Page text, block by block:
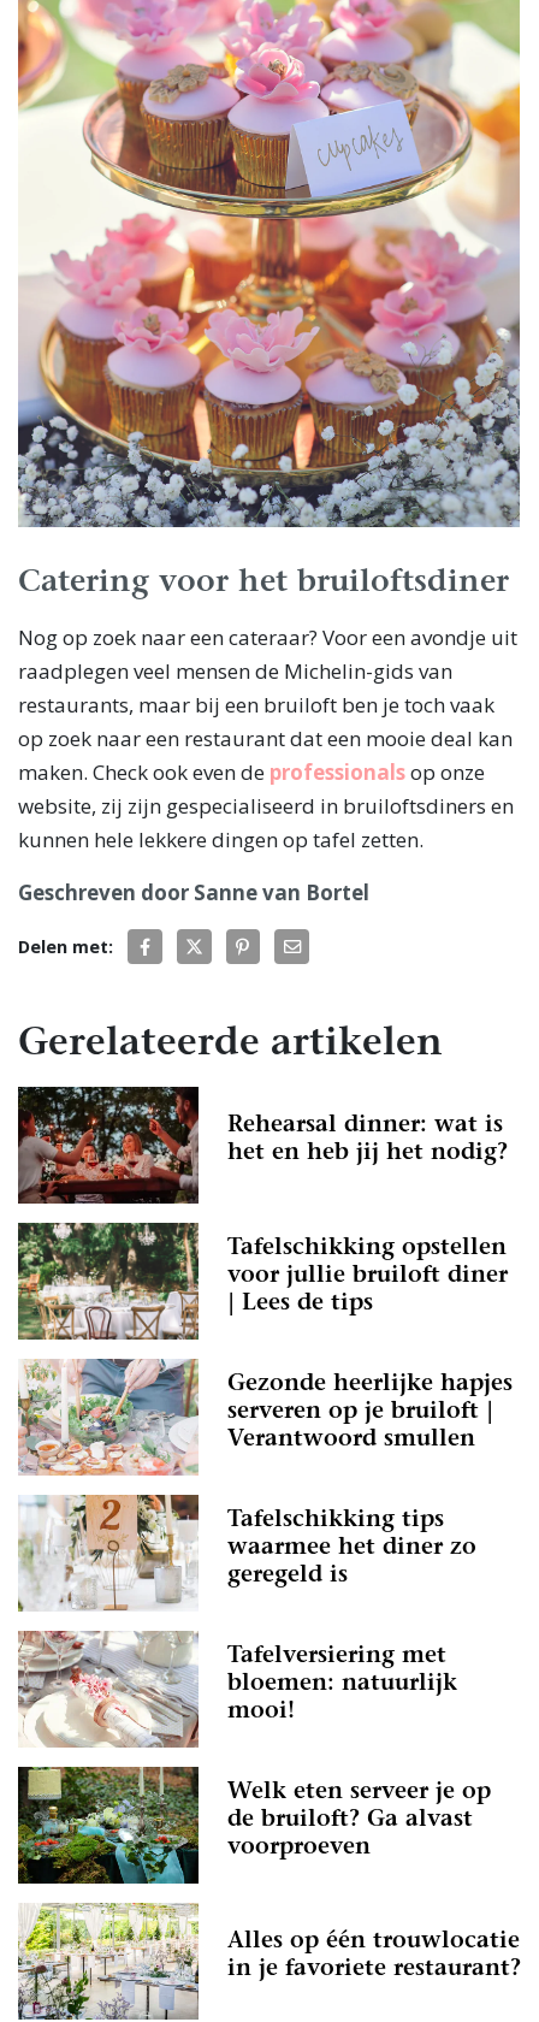
Catering voor het bruiloftsdiner
Nog op zoek naar een cateraar? Voor een avondje uit
raadplegen veel mensen de Michelin-gids van
restaurants, maar bij een bruiloft ben je toch vaak
op zoek naar een restaurant dat een mooie deal kan
maken. Check ook even de professionalsop onze
website, zij zijn gespecialiseerd in bruiloftsdiners en
kunnen hele lekkere dingen op tafel zetten.
Geschreven door Sanne van Bortel
Delen met:
Gerelateerde artikelen
Rehearsal dinner: wat is
het en heb jij het nodig?
Tafelschikking opstellen
voor jullie bruiloft diner
| Lees de tips
Gezonde heerlijke hapjes
serveren op je bruiloft |
Verantwoord smullen
Tafelschikking tips
waarmee het diner zo
geregeld is
Tafelversiering met
bloemen: natuurlijk
mooi!
Welk eten serveer je op
de bruiloft? Ga alvast
voorproeven
Alles op één trouwlocatie
in je favoriete restaurant?